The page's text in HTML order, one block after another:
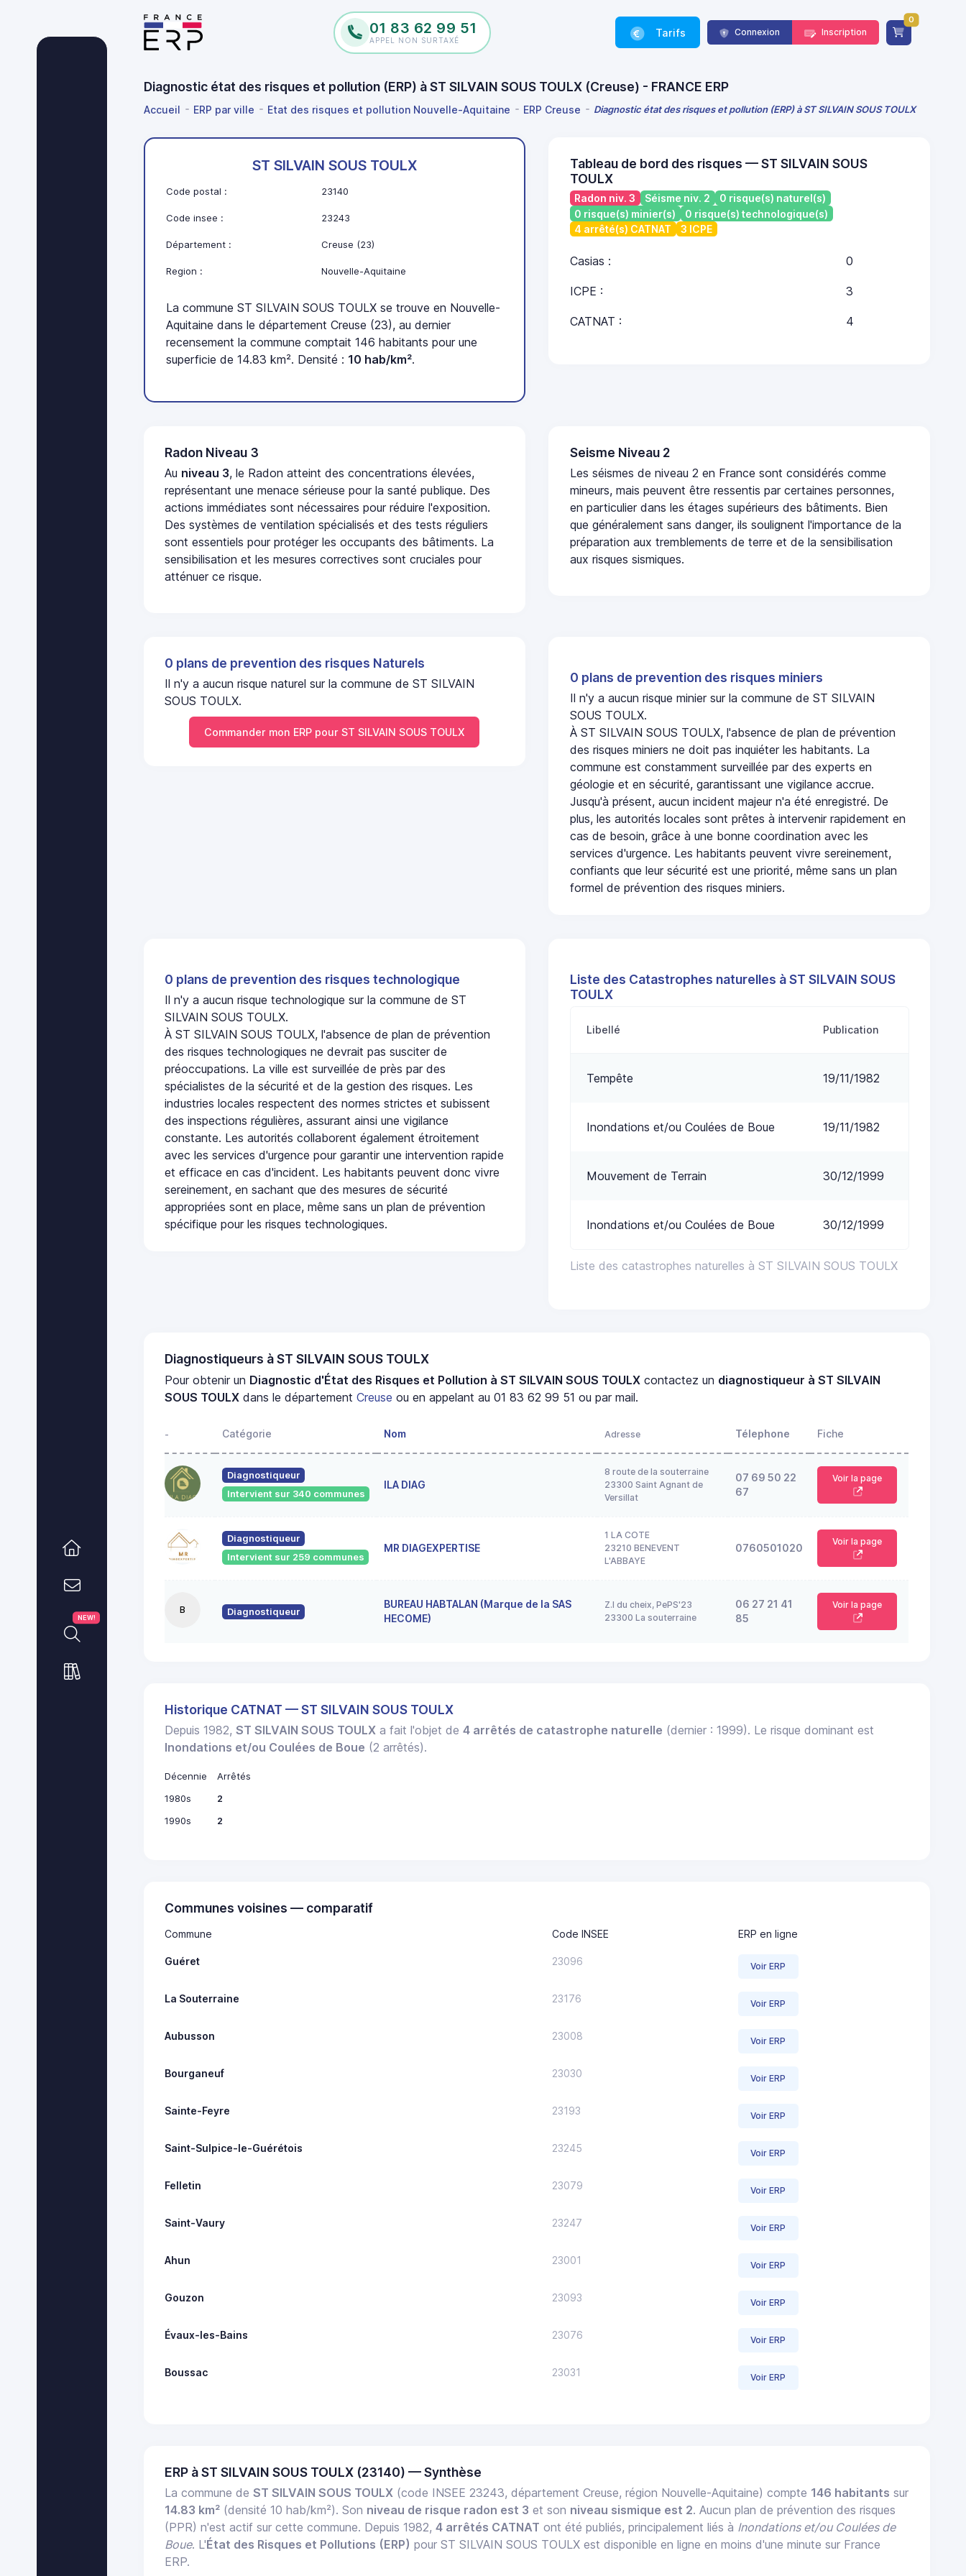
01 83 62 99 51
APPEL NON SURTAXÉ
Tarifs Connexion Inscription
0
Diagnostic état des risques et pollution (ERP) à ST SILVAIN SOUS TOULX (Creuse) - FRANCE ERP
Accueil ERP par ville Etat des risques et pollution Nouvelle-Aquitaine ERP Creuse Diagnostic état des risques et pollution (ERP) à ST SILVAIN SOUS TOULX
NEW!
ST SILVAIN SOUS TOULX
Code postal : 23140
Code insee : 23243
Département : Creuse (23)
Region : Nouvelle-Aquitaine
La commune ST SILVAIN SOUS TOULX se trouve en Nouvelle-
Aquitaine dans le département Creuse (23), au dernier
recensement la commune comptait 146 habitants pour une
superficie de 14.83 km². Densité : 10 hab/km².
Tableau de bord des risques — ST SILVAIN SOUS
TOULX
Radon niv. 3 Séisme niv. 2
0 risque(s) naturel(s)
0 risque(s) minier(s)
0 risque(s) technologique(s)
4 arrêté(s) CATNAT
3 ICPE
Casias : 0
ICPE : 3
CATNAT : 4
Radon Niveau 3
Au niveau 3, le Radon atteint des concentrations élevées,
représentant une menace sérieuse pour la santé publique. Des
actions immédiates sont nécessaires pour réduire l'exposition.
Des systèmes de ventilation spécialisés et des tests réguliers
sont essentiels pour protéger les occupants des bâtiments. La
sensibilisation et les mesures correctives sont cruciales pour
atténuer ce risque.
Seisme Niveau 2
Les séismes de niveau 2 en France sont considérés comme
mineurs, mais peuvent être ressentis par certaines personnes,
en particulier dans les étages supérieurs des bâtiments. Bien
que généralement sans danger, ils soulignent l'importance de la
préparation aux tremblements de terre et de la sensibilisation
aux risques sismiques.
0 plans de prevention des risques Naturels
Il n'y a aucun risque naturel sur la commune de ST SILVAIN
SOUS TOULX.
Commander mon ERP pour ST SILVAIN SOUS TOULX
0 plans de prevention des risques miniers
Il n'y a aucun risque minier sur la commune de ST SILVAIN
SOUS TOULX.
À ST SILVAIN SOUS TOULX, l'absence de plan de prévention
des risques miniers ne doit pas inquiéter les habitants. La
commune est constamment surveillée par des experts en
géologie et en sécurité, garantissant une vigilance accrue.
Jusqu'à présent, aucun incident majeur n'a été enregistré. De
plus, les autorités locales sont prêtes à intervenir rapidement en
cas de besoin, grâce à une bonne coordination avec les
services d'urgence. Les habitants peuvent vivre sereinement,
confiants que leur sécurité est une priorité, même sans un plan
formel de prévention des risques miniers.
0 plans de prevention des risques technologique
Il n'y a aucun risque technologique sur la commune de ST
SILVAIN SOUS TOULX.
À ST SILVAIN SOUS TOULX, l'absence de plan de prévention
des risques technologiques ne devrait pas susciter de
préoccupations. La ville est surveillée de près par des
spécialistes de la sécurité et de la gestion des risques. Les
industries locales respectent des normes strictes et subissent
des inspections régulières, assurant ainsi une vigilance
constante. Les autorités collaborent également étroitement
avec les services d'urgence pour garantir une intervention rapide
et efficace en cas d'incident. Les habitants peuvent donc vivre
sereinement, en sachant que des mesures de sécurité
appropriées sont en place, même sans un plan de prévention
spécifique pour les risques technologiques.
Liste des Catastrophes naturelles à ST SILVAIN SOUS
TOULX
Liste des catastrophes naturelles à ST SILVAIN SOUS TOULX
Libellé Publication
Tempête 19/11/1982
Inondations et/ou Coulées de Boue 19/11/1982
Mouvement de Terrain 30/12/1999
Inondations et/ou Coulées de Boue 30/12/1999
Diagnostiqueurs à ST SILVAIN SOUS TOULX
Pour obtenir un Diagnostic d'État des Risques et Pollution à ST SILVAIN SOUS TOULX contactez un diagnostiqueur à ST SILVAIN
SOUS TOULX dans le départementCreuse ou en appelant au 01 83 62 99 51 ou par mail.
- Catégorie Nom Adresse Télephone Fiche
Diagnostiqueur
Intervient sur 340 communes
ILA DIAG
8 route de la souterraine
23300 Saint Agnant de
Versillat
07 69 50 22
67
Voir la page
Diagnostiqueur
Intervient sur 259 communes
MR DIAGEXPERTISE
1 LA COTE
23210 BENEVENT
L'ABBAYE
0760501020
Voir la page
B Diagnostiqueur
BUREAU HABTALAN (Marque de la SAS
HECOME)
Z.I du cheix, PePS'23
23300 La souterraine
06 27 21 41
85
Voir la page
Historique CATNAT — ST SILVAIN SOUS TOULX
Depuis 1982,ST SILVAIN SOUS TOULX a fait l'objet de4 arrêtés de catastrophe naturelle (dernier : 1999). Le risque dominant est
Inondations et/ou Coulées de Boue (2 arrêtés).
Décennie
Arrêtés
1980s
2
1990s
2
Communes voisines — comparatif
Commune Code INSEE ERP en ligne
Guéret 23096 Voir ERP
La Souterraine 23176 Voir ERP
Aubusson 23008 Voir ERP
Bourganeuf 23030 Voir ERP
Sainte-Feyre 23193 Voir ERP
Saint-Sulpice-le-Guérétois 23245 Voir ERP
Felletin 23079 Voir ERP
Saint-Vaury 23247 Voir ERP
Ahun 23001 Voir ERP
Gouzon 23093 Voir ERP
Évaux-les-Bains 23076 Voir ERP
Boussac 23031 Voir ERP
ERP à ST SILVAIN SOUS TOULX (23140) — Synthèse
La commune deST SILVAIN SOUS TOULX (code INSEE 23243, département Creuse, région Nouvelle-Aquitaine) compte 146 habitants sur
14.83 km² (densité 10 hab/km²). Son niveau de risque radon est 3 et son niveau sismique est 2. Aucun plan de prévention des risques
(PPR) n'est actif sur cette commune. Depuis 1982,4 arrêtés CATNAT ont été publiés, principalement liés à Inondations et/ou Coulées de
Boue. L'État des Risques et Pollutions (ERP) pour ST SILVAIN SOUS TOULX est disponible en ligne en moins d'une minute sur France
ERP.